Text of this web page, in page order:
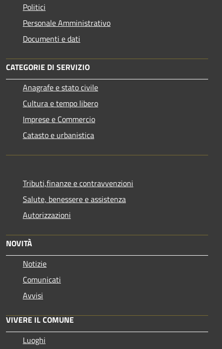
Politici
Personale Amministrativo
Documenti e dati
CATEGORIE DI SERVIZIO
Anagrafe e stato civile
Cultura e tempo libero
Imprese e Commercio
Catasto e urbanistica
Tributi,finanze e contravvenzioni
Salute, benessere e assistenza
Autorizzazioni
NOVITÀ
Notizie
Comunicati
Avvisi
VIVERE IL COMUNE
Luoghi